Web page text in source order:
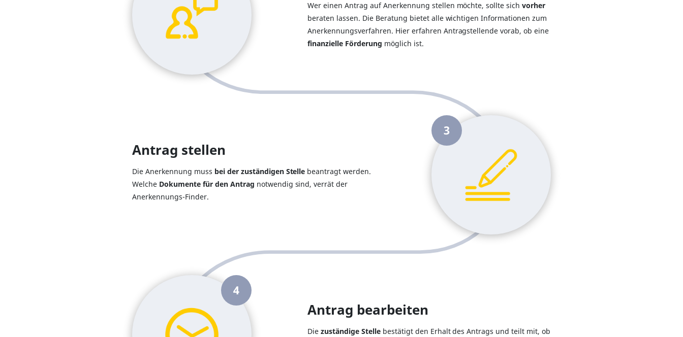
Wer einen Antrag auf Anerkennung stellen möchte, sollte sichvorher
beraten lassen. Die Beratung bietet alle wichtigen Informationen zum
Anerkennungsverfahren. Hier erfahren Antragstellende vorab, ob eine
finanzielle Förderung möglich ist.
Antrag stellen
Die Anerkennung muss bei der zuständigen Stelle beantragt werden.
Welche Dokumente für den Antrag notwendig sind, verrät der
Anerkennungs-Finder.
3
Antrag bearbeiten
Diezuständige Stelle bestätigt den Erhalt des Antrags und teilt mit, ob
4